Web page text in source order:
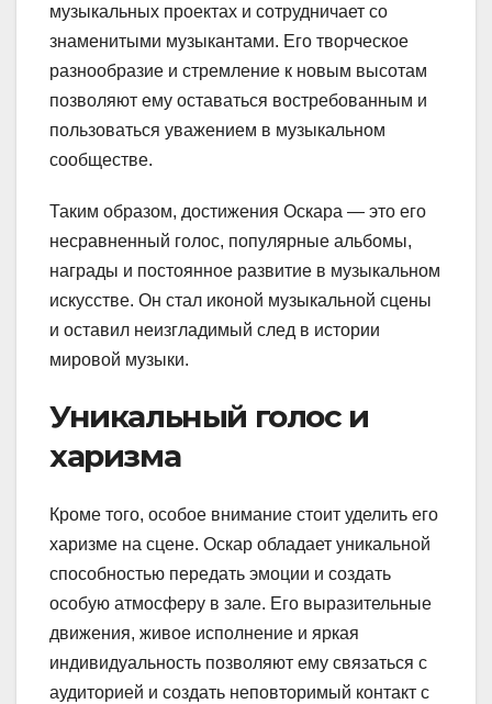
музыкальных проектах и сотрудничает со
знаменитыми музыкантами. Его творческое
разнообразие и стремление к новым высотам
позволяют ему оставаться востребованным и
пользоваться уважением в музыкальном
сообществе.
Таким образом, достижения Оскара — это его
несравненный голос, популярные альбомы,
награды и постоянное развитие в музыкальном
искусстве. Он стал иконой музыкальной сцены
и оставил неизгладимый след в истории
мировой музыки.
Уникальный голос и
харизма
Кроме того, особое внимание стоит уделить его
харизме на сцене. Оскар обладает уникальной
способностью передать эмоции и создать
особую атмосферу в зале. Его выразительные
движения, живое исполнение и яркая
индивидуальность позволяют ему связаться с
аудиторией и создать неповторимый контакт с